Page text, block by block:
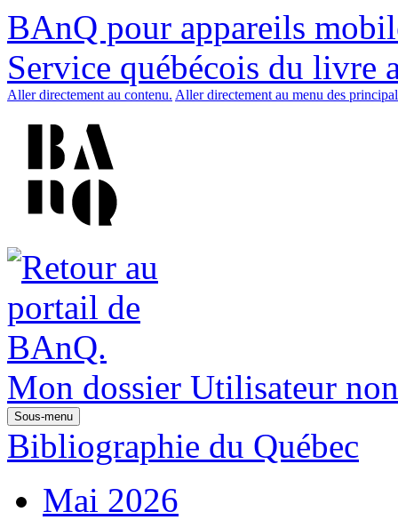
BAnQ pour appareils
Service québécois du livre
Aller directement au contenu. Aller directement au menu des
Mon dossier Utilisateur
Sous-menu
Bibliographie du Québec
Mai 2026